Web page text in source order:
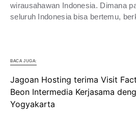
wirausahawan Indonesia. Dimana
seluruh Indonesia bisa bertemu,
BACA JUGA:
Jagoan Hosting terima Visit
Beon Intermedia Kerjasama
Yogyakarta